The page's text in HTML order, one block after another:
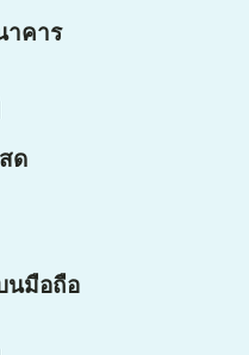
าคาร
ด
นมือถือ